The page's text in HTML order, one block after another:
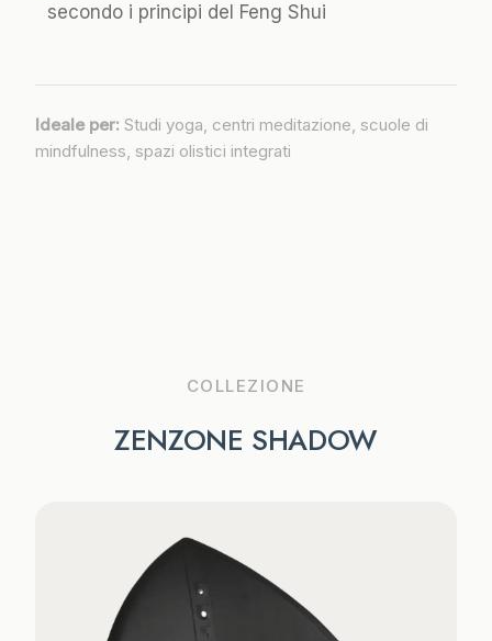
secondo i principi del Feng Shui
Ideale per: Studi yoga, centri meditazione, scuole di
mindfulness, spazi olistici integrati
COLLEZIONE
ZENZONE SHADOW